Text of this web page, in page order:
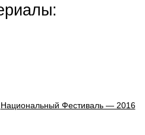
Национальный Фестиваль — 2016